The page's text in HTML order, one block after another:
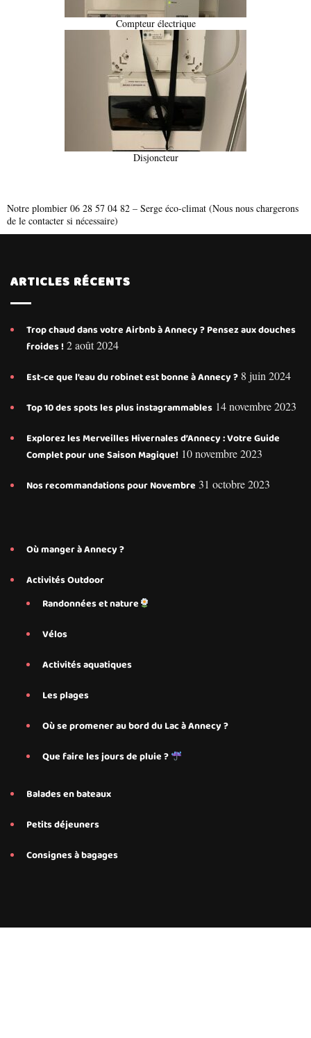
Compteur électrique
Disjoncteur
Notre plombier 06 28 57 04 82 – Serge éco-climat (Nous nous chargerons
de le contacter si nécessaire)
ARTICLES RÉCENTS
Trop chaud dans votre Airbnb à Annecy ? Pensez aux douches
froides ! 2 août 2024
Est-ce que l’eau du robinet est bonne à Annecy ? 8 juin 2024
Top 10 des spots les plus instagrammables 14 novembre 2023
Explorez les Merveilles Hivernales d’Annecy : Votre Guide
Complet pour une Saison Magique! 10 novembre 2023
Nos recommandations pour Novembre 31 octobre 2023
Où manger à Annecy ?
Activités Outdoor
Randonnées et nature
Vélos
Activités aquatiques
Les plages
Où se promener au bord du Lac à Annecy ?
Que faire les jours de pluie ?
Balades en bateaux
Petits déjeuners
Consignes à bagages